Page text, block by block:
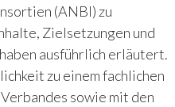
(ANBI) zu
Zielsetzungen und
ausführlich erläutert.
zu einem fachlichen
sowie mit den